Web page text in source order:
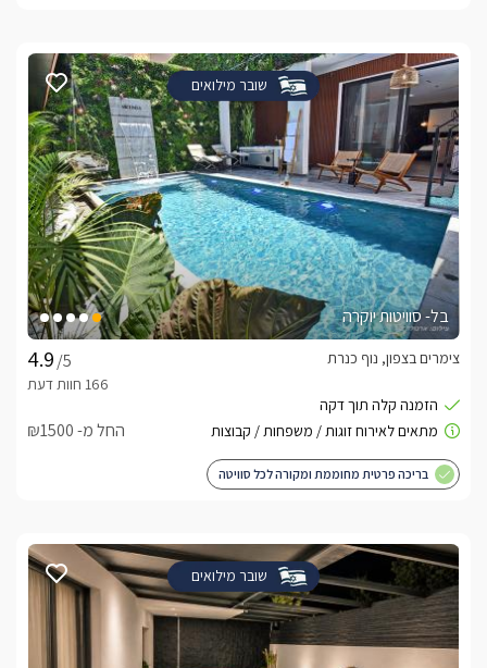
שובר מילואים
בל- סוויטות יוקרה
/5
צימרים בצפון, נוף כנרת
החל מ- ₪1500
בריכה פרטית מחוממת ומקורה לכל סוויטה
שובר מילואים